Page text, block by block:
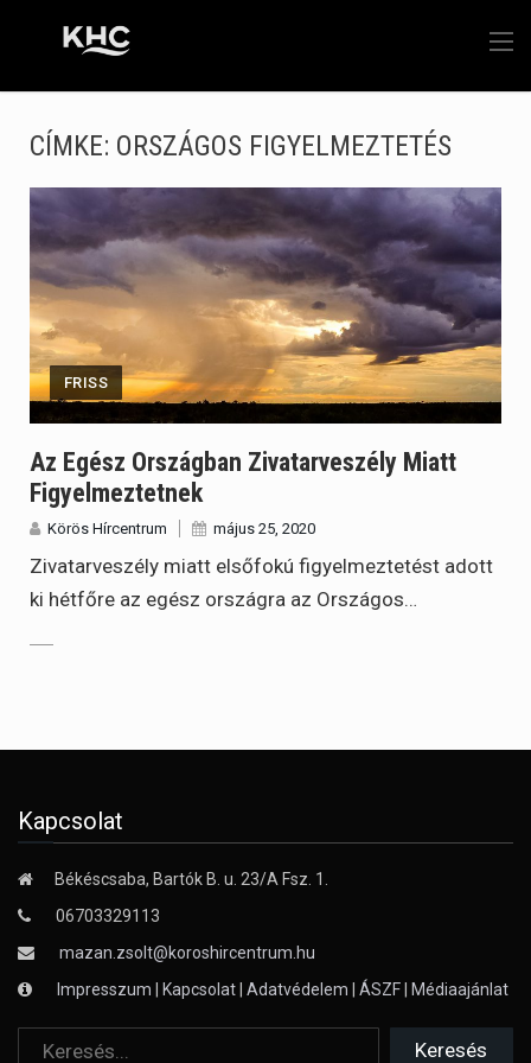
CÍMKE: ORSZÁGOS FIGYELMEZTETÉS
FRISS
Az Egész Országban Zivatarveszély Miatt
Figyelmeztetnek
Körös Hírcentrum május 25, 2020
Zivatarveszély miatt elsőfokú figyelmeztetést adott
ki hétfőre az egész országra az Országos…
Kapcsolat
Békéscsaba, Bartók B. u. 23/A Fsz. 1.
06703329113
mazan.zsolt@koroshircentrum.hu
Impresszum
Kapcsolat Adatvédelem ÁSZF Médiaajánlat